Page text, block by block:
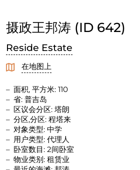
摄政王邦涛 (ID 642)
Reside Estate
在地图上
面积, 平方米: 110
省: 普吉岛
区议会分区: 塔朗
分区,分区: 程塔来
对象类型: 中学
用户类型: 代理人
卧室数目: 2间卧室
物业类别: 租赁业